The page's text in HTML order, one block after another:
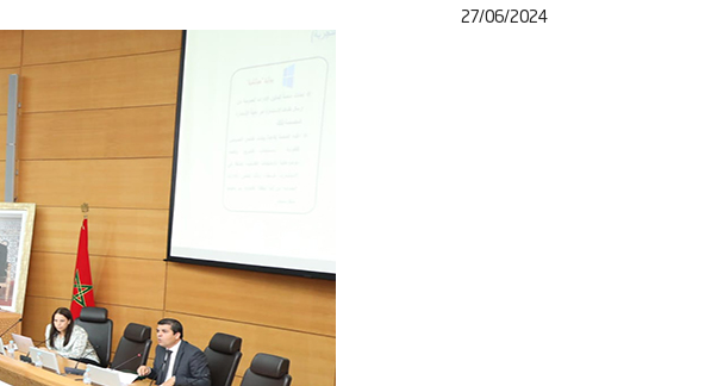
27/06/2024